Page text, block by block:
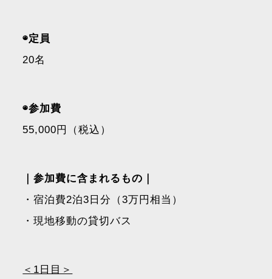
◉定員
20名
◉参加費
55,000円（税込）
｜​​参加費に含まれるもの｜
・宿泊費2泊3日分（3万円相当）
・現地移動の貸切バス
＜1日目＞